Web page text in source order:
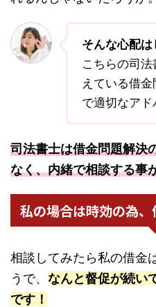
そんな心配
こちらの司
えている借
で適切なアド
司法書士は借金問題解決
なく、内緒で相談する事
私の場合は時効の為、
相談してみたら私の借金
うで、 なんと督促が続い
です！